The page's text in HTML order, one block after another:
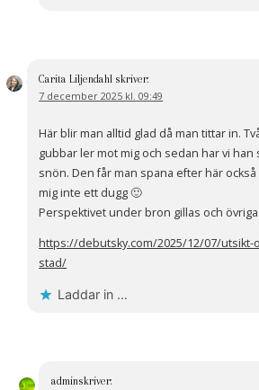
Carita Liljendahl skriver:
7 december 2025 kl. 09:49
Här blir man alltid glad då man tittar in.
gubbar ler mot mig och sedan har vi
snön. Den får man spana efter här
mig inte ett dugg 🙂
Perspektivet under bron gillas och övriga
https://debutsky.com/2025/12/07/utsikt-
stad/
Laddar in …
adminskriver: